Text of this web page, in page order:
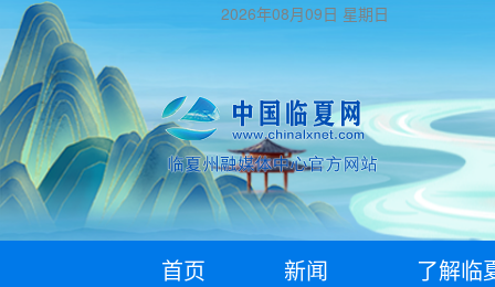
2026年08月09日 星期日
首页 新闻 了解临